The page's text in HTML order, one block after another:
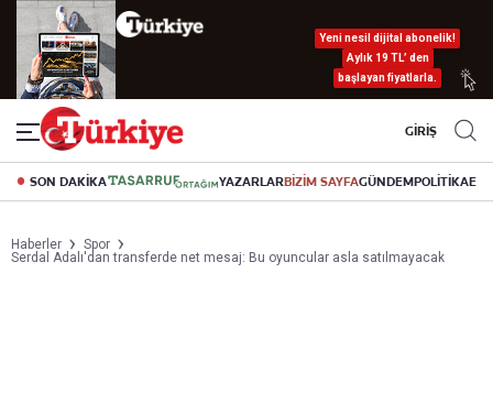
Yeni nesil dijital abonelik!
Aylık 19 TL’ den
başlayan fiyatlarla.
GİRİŞ
SON DAKİKA YAZARLARBİZİM SAYFAGÜNDEMPOLİTİKA
Haberler
Spor
Serdal Adalı'dan transferde net mesaj: Bu oyuncular asla satılmayacak